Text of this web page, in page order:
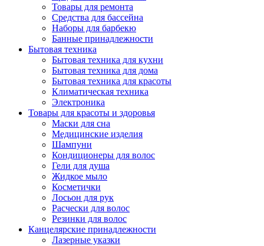
Товары для ремонта
Средства для бассейна
Наборы для барбекю
Банные принадлежности
Бытовая техника
Бытовая техника для кухни
Бытовая техника для дома
Бытовая техника для красоты
Климатическая техника
Электроника
Товары для красоты и здоровья
Маски для сна
Медицинские изделия
Шампуни
Кондиционеры для волос
Гели для душа
Жидкое мыло
Косметички
Лосьон для рук
Расчески для волос
Резинки для волос
Канцелярские принадлежности
Лазерные указки